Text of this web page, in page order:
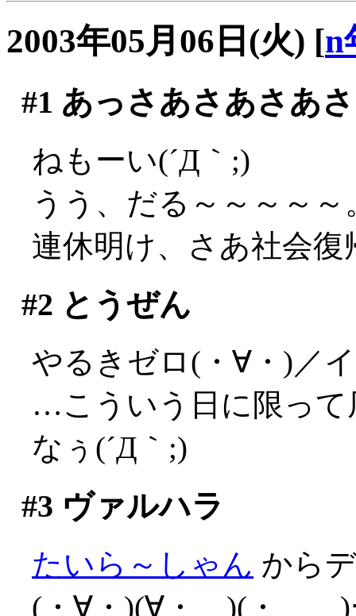
2003年05月06日(火) [n
#1 あっさあさあさあ
ねもーい(´Д｀;)
うう、だる～～～～～
連休明け、さあ社会
#2 とうぜん
やるきゼロ(・∀・)／
…こういう日に限って
なぅ(´Д｀;)
#3 ヴァルハラ
たいら～しゃん から
(・∀・)(∀・ )(・ )